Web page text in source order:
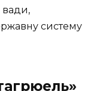
вади,
систему